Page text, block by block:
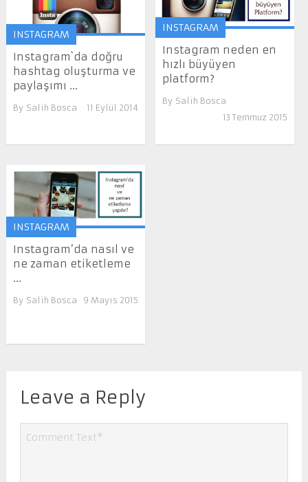
INSTAGRAM
Instagram`da doğru
hashtag oluşturma ve
paylaşımı ...
By Salih Bosca 11 Eylül 2014
INSTAGRAM
Instagram neden en
hızlı büyüyen
platform?
By Salih Bosca
13 Temmuz 2015
INSTAGRAM
Instagram’da nasıl ve
ne zaman etiketleme
...
By Salih Bosca 9 Mayıs 2015
Leave a Reply